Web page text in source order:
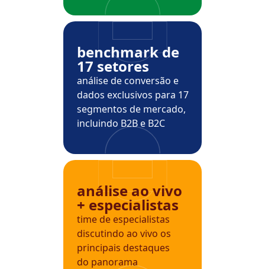
benchmark de
17 setores
análise de conversão e
dados exclusivos para 17
segmentos de mercado,
incluindo B2B e B2C
análise ao vivo
+ especialistas
time de especialistas
discutindo ao vivo os
principais destaques
do panorama